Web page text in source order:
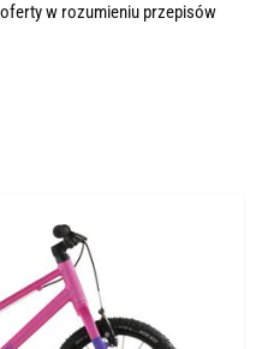
w rozumieniu przepisów